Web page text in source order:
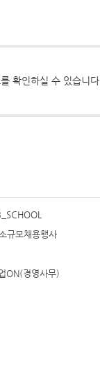
확인하실 수 있습니다.
규모채용행사
ON(경영사무)